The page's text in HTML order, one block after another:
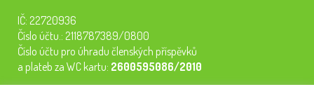
IČ: 22720936
Číslo účtu.: 2118787389/0800
Číslo účtu pro úhradu členských příspěvků
a plateb za WC kartu: 2600595086/2010